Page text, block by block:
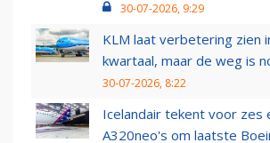
30-07-2026, 9:29
KLM laat verbetering zien
kwartaal, maar de weg is
30-07-2026, 8:22
Icelandair tekent voor zes
A320neo's om laatste